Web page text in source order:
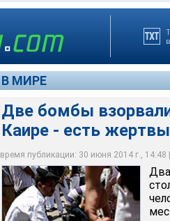
В МИРЕ
Две бомбы
Каире - есть жертвы
время публикации: 30 июня 2014 г.,
Две бомбы взорвались возле
Moscow-Live.ru